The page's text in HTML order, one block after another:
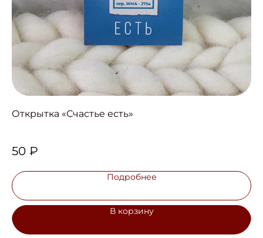
Открытка «Счастье есть»
50 ₽
Подробнее
В корзину